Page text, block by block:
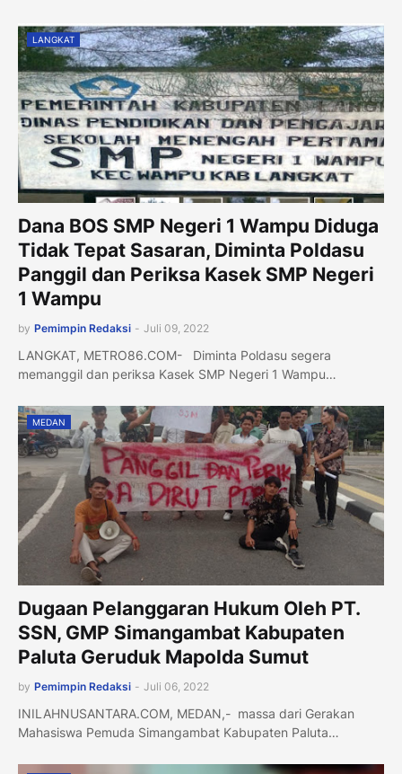
LANGKAT
Dana BOS SMP Negeri 1 Wampu Diduga
Tidak Tepat Sasaran, Diminta Poldasu
Panggil dan Periksa Kasek SMP Negeri
1 Wampu
by Pemimpin Redaksi - Juli 09, 2022
LANGKAT, METRO86.COM- Diminta Poldasu segera
memanggil dan periksa Kasek SMP Negeri 1 Wampu…
MEDAN
Dugaan Pelanggaran Hukum Oleh PT.
SSN, GMP Simangambat Kabupaten
Paluta Geruduk Mapolda Sumut
by Pemimpin Redaksi - Juli 06, 2022
INILAHNUSANTARA.COM, MEDAN,- massa dari Gerakan
Mahasiswa Pemuda Simangambat Kabupaten Paluta…